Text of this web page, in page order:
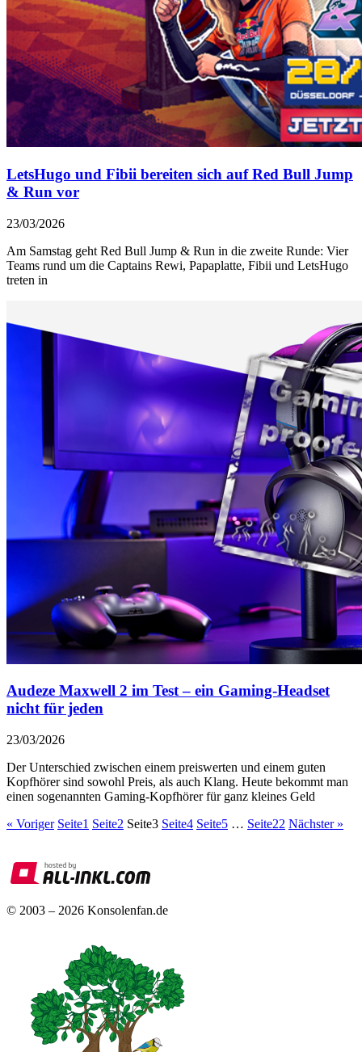
LetsHugo und Fibii bereiten sich auf Red Bull Jump
& Run vor
23/03/2026
Am Samstag geht Red Bull Jump & Run in die zweite Runde: Vier
Teams rund um die Captains Rewi, Papaplatte, Fibii und LetsHugo
treten in
Audeze Maxwell 2 im Test – ein Gaming-Headset
nicht für jeden
23/03/2026
Der Unterschied zwischen einem preiswerten und einem guten
Kopfhörer sind sowohl Preis, als auch Klang. Heute bekommt man
einen sogenannten Gaming-Kopfhörer für ganz kleines Geld
« Voriger Seite1 Seite2 Seite3 Seite4 Seite5 … Seite22 Nächster »
© 2003 – 2026 Konsolenfan.de